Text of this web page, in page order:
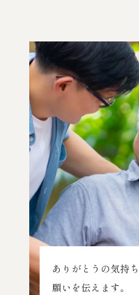
ありがとうの気持
願いを伝えます。